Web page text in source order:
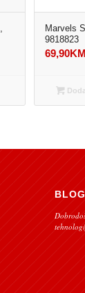
Marvels
9818823
69,90KM
BLOG